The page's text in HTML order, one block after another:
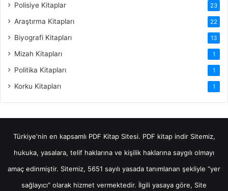
Polisiye Kitaplar 23
Araştırma Kitapları 22
Biyografi Kitapları 13
Mizah Kitapları 1
Politika Kitapları 1
Korku Kitapları 1
Türkiye'nin en kapsamlı PDF Kitap Sitesi. PDF kitap indirSitemiz,
hukuka, yasalara, telif haklarına ve kişilik haklarına saygılı olmayı
amaç edinmiştir. Sitemiz, 5651 sayılı yasada tanımlanan şekliyle “yer
sağlayıcı” olarak hizmet vermektedir. İlgili yasaya göre, Site